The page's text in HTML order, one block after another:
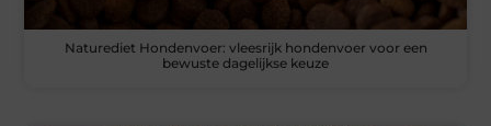
Naturediet Hondenvoer: vleesrijk hondenvoer voor een
bewuste dagelijkse keuze